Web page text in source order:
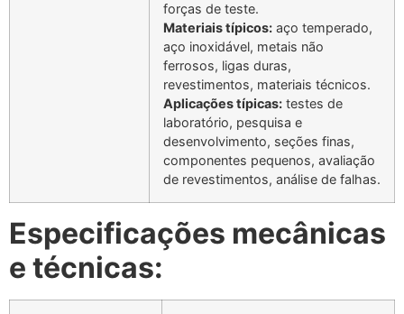
forças de teste.
Materiais típicos: aço temperado,
aço inoxidável, metais não
ferrosos, ligas duras,
revestimentos, materiais técnicos.
Aplicações típicas: testes de
laboratório, pesquisa e
desenvolvimento, seções finas,
componentes pequenos, avaliação
de revestimentos, análise de falhas.
Especificações mecânicas
e técnicas: